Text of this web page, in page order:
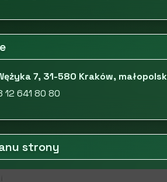
7, 31-580 Kraków,
641 80 80
strony